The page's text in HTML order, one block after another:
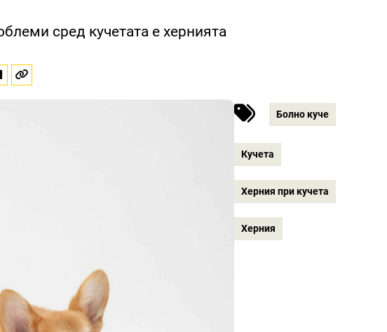
сред кучетата е хернията
Болно куче
Кучета
Херния при кучета
Херния